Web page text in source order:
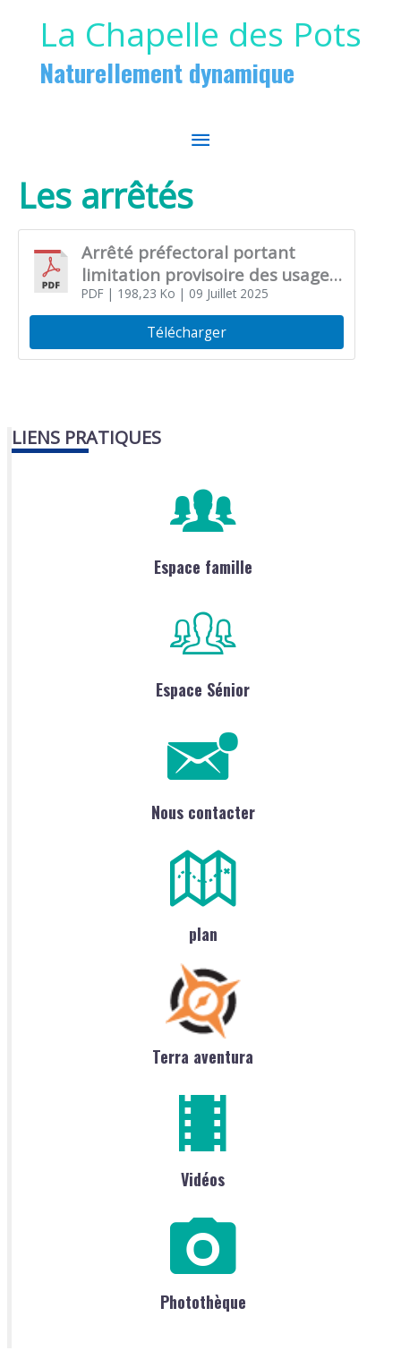
La Chapelle des Pots
Naturellement dynamique
MENU
PRINCIPAL
Les arrêtés
Arrêté préfectoral portant
limitation provisoire des usages
de l’eau dans le département
de Charente-Maritime
PDF| 198,23 Ko | 09 Juillet 2025
Télécharger
LIENS PRATIQUES
Espace famille
Espace Sénior
Nous contacter
plan
Terra aventura
Vidéos
Photothèque